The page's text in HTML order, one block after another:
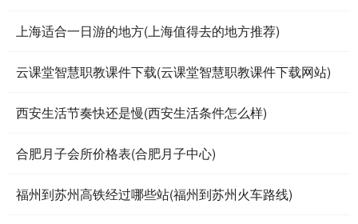
上海适合一日游的地方(上海值得去的地方推荐)
云课堂智慧职教课件下载(云课堂智慧职教课件下载网站)
西安生活节奏快还是慢(西安生活条件怎么样)
合肥月子会所价格表(合肥月子中心)
福州到苏州高铁经过哪些站(福州到苏州火车路线)